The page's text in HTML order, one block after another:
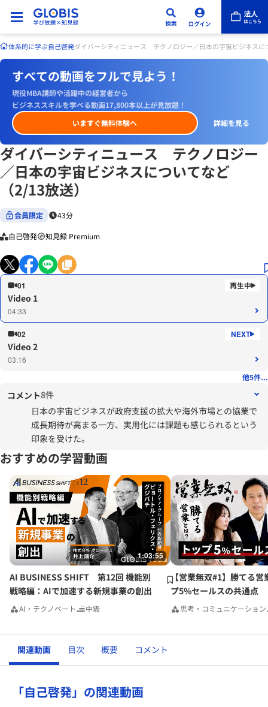
体系的に学ぶ自己啓発ダイバーシティニュース テクノロジー／日本の宇宙ビジネスに
すべての動画をフルで見よう！
現役MBA講師や活躍中の経営者から
ビジネススキルを学べる動画17,800本以上が見放題！
いますぐ無料体験へ
詳細を見る
ダイバーシティニュース テクノロジー
／日本の宇宙ビジネスについてなど
（2/13放送）
会員限定 43分
自己啓発 知見録 Premium
01
Video 1
04:33
02
Video 2
03:16
他5件...
コメント8件
日本の宇宙ビジネスが政府支援の拡大や海外市場との協業で
成長期待が高まる一方、実用化には課題も感じられるという
印象を受けた。 ￼
おすすめの学習動画
1:03:55
AI BUSINESS SHIFT 第12回 機能別
戦略編：AIで加速する新規事業の創出
AI・テクノベート 中級
【営業無双#1】勝てる営
プ5%セールスの共通点
思考・コミュニケーション
関連動画 目次 概要 コメント
「自己啓発」の関連動画